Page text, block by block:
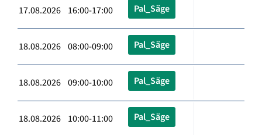
17.08.2026 16:00-17:00 Pal_Säge
18.08.2026 08:00-09:00 Pal_Säge
18.08.2026 09:00-10:00 Pal_Säge
18.08.2026 10:00-11:00 Pal_Säge